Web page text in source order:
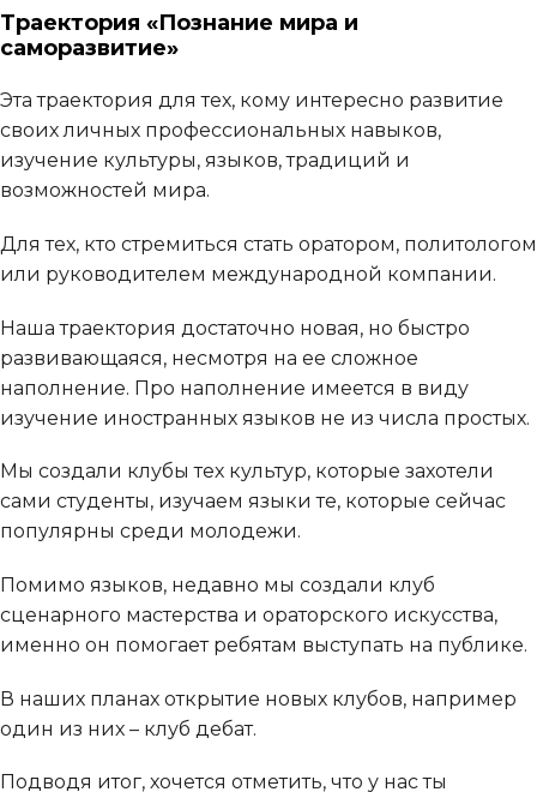
Траектория «Познание мира и
саморазвитие»
Эта траектория для тех, кому интересно развитие
своих личных профессиональных навыков,
изучение культуры, языков, традиций и
возможностей мира.
Для тех, кто стремиться стать оратором, политологом
или руководителем международной компании.
Наша траектория достаточно новая, но быстро
развивающаяся, несмотря на ее сложное
наполнение. Про наполнение имеется в виду
изучение иностранных языков не из числа простых.
Мы создали клубы тех культур, которые захотели
сами студенты, изучаем языки те, которые сейчас
популярны среди молодежи.
Помимо языков, недавно мы создали клуб
сценарного мастерства и ораторского искусства,
именно он помогает ребятам выступать на публике.
В наших планах открытие новых клубов, например
один из них – клуб дебат.
Подводя итог, хочется отметить, что у нас ты